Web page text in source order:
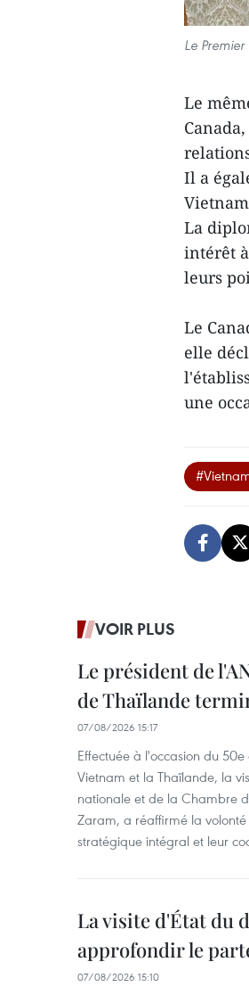
Le
Le
Il a
La
intérêt
leurs
Le
elle
une
VOIR PLUS
Le président de
de Thaïlande
07/08/2026 15:17
Effectuée à l'occasion du
Vietnam et la Thaïlande, la
nationale et de la Chambre
Zaram, a réaffirmé la
stratégique intégral et leur
La visite d'État du
approfondir le
07/08/2026 15:10